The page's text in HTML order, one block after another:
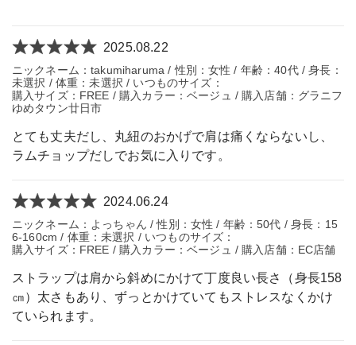
2025.08.22
ニックネーム：takumiharuma / 性別：女性 / 年齢：40代 / 身長：
未選択 / 体重：未選択 / いつものサイズ：
購入サイズ：FREE / 購入カラー：ベージュ / 購入店舗：グラニフ
ゆめタウン廿日市
とても丈夫だし、丸紐のおかげで肩は痛くならないし、
ラムチョップだしでお気に入りです。
2024.06.24
ニックネーム：よっちゃん / 性別：女性 / 年齢：50代 / 身長：15
6-160cm / 体重：未選択 / いつものサイズ：
購入サイズ：FREE / 購入カラー：ベージュ / 購入店舗：EC店舗
ストラップは肩から斜めにかけて丁度良い長さ（身長158
㎝）太さもあり、ずっとかけていてもストレスなくかけ
ていられます。